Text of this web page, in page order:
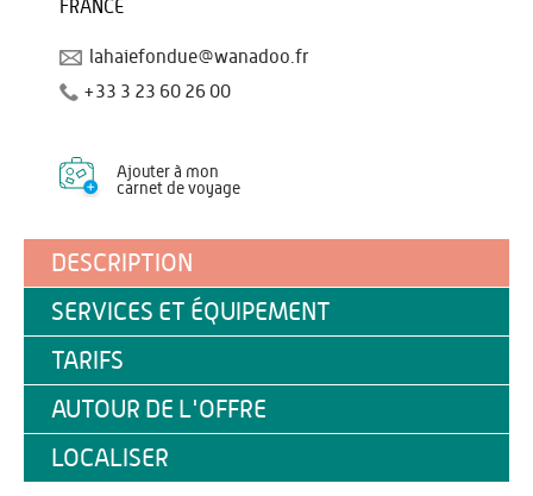
FRANCE
lahaiefondue@wanadoo.fr
+33 3 23 60 26 00
Ajouter à mon
carnet de voyage
DESCRIPTION
SERVICES ET ÉQUIPEMENT
TARIFS
AUTOUR DE L'OFFRE
LOCALISER